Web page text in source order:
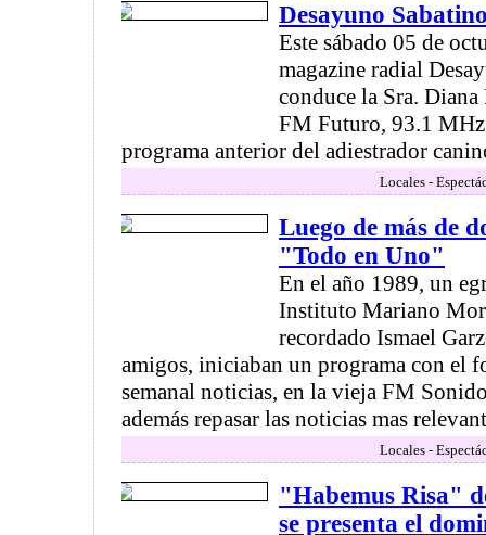
Desayuno
Este sábado 05 de
magazine radial
conduce la Sra.
FM Futuro, 93.1
programa anterior del adiestrador
Locales -
Luego de más de
"Todo en Uno"
En el año 1989, un
Instituto Mariano
recordado Ismael
amigos, iniciaban un programa con el
semanal noticias, en la vieja FM
además repasar las noticias mas
Locales -
"Habemus Risa"
se presenta el